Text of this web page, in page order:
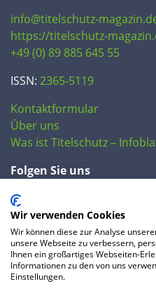
info@titelschutz-
https://titelschutz-
+49 (0) 89 885 645 55
ISSN: 2365-5119
Kontaktformular
Über uns
Was ist Titelschutz –
Folgen Sie uns
Wir verwenden Cookies
Wir können diese zur Analyse
unsere Webseite zu verbessern,
Ihnen ein großartiges Webseiten-
Informationen zu den von uns
Einstellungen.